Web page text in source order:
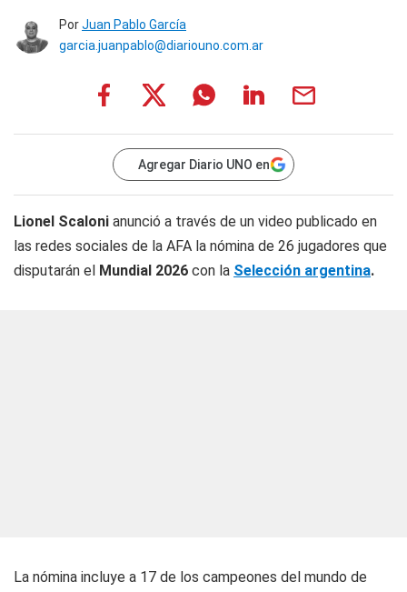
PorJuan Pablo García
garcia.juanpablo@diariouno.com.ar
Agregar Diario UNO en
Lionel Scaloni anunció a través de un video publicado en
las redes sociales de la AFA la nómina de 26 jugadores que
disputarán el
Mundial 2026 con la Selección argentina.
La nómina incluye a 17 de los campeones del mundo de